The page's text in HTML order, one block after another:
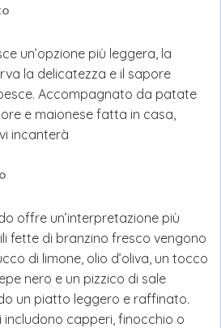
un’opzione più leggera, la
la delicatezza e il sapore
Accompagnato da patate
e maionese fatta in casa,
incanterà
offre un’interpretazione più
fette di branzino fresco vengono
di limone, olio d’oliva, un tocco
nero e un pizzico di sale
un piatto leggero e raffinato.
includono capperi, finocchio o